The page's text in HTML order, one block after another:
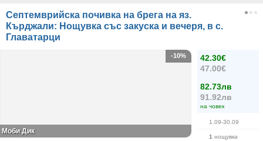
Септемврийска почивка на брега на яз.
Кърджали: Нощувка със закуска и вечеря, в с.
Главатарци
42.30€
47.00€
82.73лв
91.92лв
на човек
1.09-30.09
1 нощувка
-10%
Моби Дик